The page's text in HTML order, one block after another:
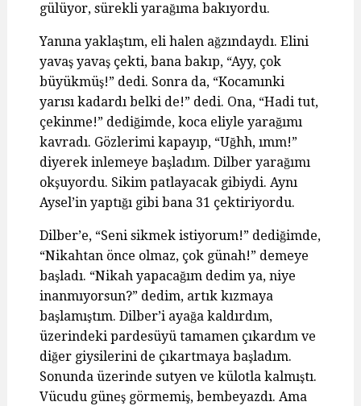
gülüyor, sürekli yarağıma bakıyordu.
Yanına yaklaştım, eli halen ağzındaydı. Elini
yavaş yavaş çekti, bana bakıp, “Ayy, çok
büyükmüş!” dedi. Sonra da, “Kocamınki
yarısı kadardı belki de!” dedi. Ona, “Hadi tut,
çekinme!” dediğimde, koca eliyle yarağımı
kavradı. Gözlerimi kapayıp, “Uğhh, ımm!”
diyerek inlemeye başladım. Dilber yarağımı
okşuyordu. Sikim patlayacak gibiydi. Aynı
Aysel’in yaptığı gibi bana 31 çektiriyordu.
Dilber’e, “Seni sikmek istiyorum!” dediğimde,
“Nikahtan önce olmaz, çok günah!” demeye
başladı. “Nikah yapacağım dedim ya, niye
inanmıyorsun?” dedim, artık kızmaya
başlamıştım. Dilber’i ayağa kaldırdım,
üzerindeki pardesüyü tamamen çıkardım ve
diğer giysilerini de çıkartmaya başladım.
Sonunda üzerinde sutyen ve külotla kalmıştı.
Vücudu güneş görmemiş, bembeyazdı. Ama